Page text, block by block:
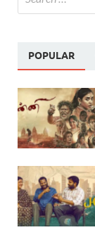
POPULAR